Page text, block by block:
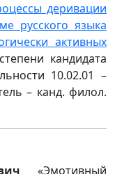
деривации
русского языка
активных
кандидата
10.02.01 –
– канд. филол.
«Эмотивный